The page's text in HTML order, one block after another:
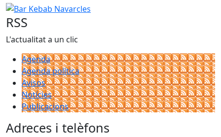
Bar Kebab Navarcles
RSS
L'actualitat a un clic
Agenda
Agenda política
Avisos
Notícies
Publicacions
Adreces i telèfons